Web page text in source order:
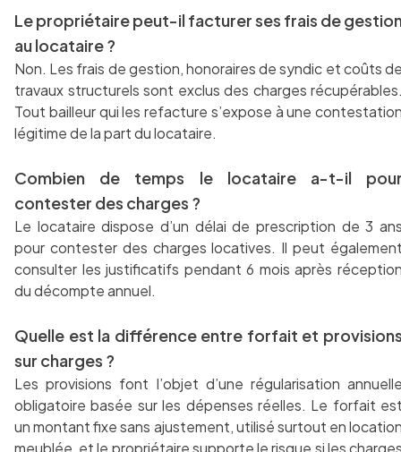
Le propriétaire peut-il facturer ses frais de
au locataire ?
Non. Les frais de gestion, honoraires de syndic et coûts
travaux structurels sont exclus des charges
Tout bailleur qui les refacture s’expose à une
légitime de la part du locataire.
Combien de temps le locataire a-t-il
contester des charges ?
Le locataire dispose d’un délai de prescription de 3
pour contester des charges locatives. Il peut
consulter les justificatifs pendant 6 mois après
du décompte annuel.
Quelle est la différence entre forfait et
sur charges ?
Les provisions font l’objet d’une régularisation
obligatoire basée sur les dépenses réelles. Le forfait
un montant fixe sans ajustement, utilisé surtout en
meublée, et le propriétaire supporte le risque si les